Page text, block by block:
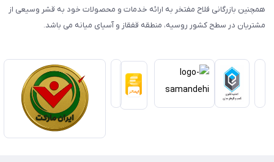
همچنین بازرگانی فلاح مفتخر به ارائه خدمات و محصولات خود به قشر وسیعی از
مشتریان در سطح کشور روسیه، منطقه قفقاز و آسیای میانه می باشد.